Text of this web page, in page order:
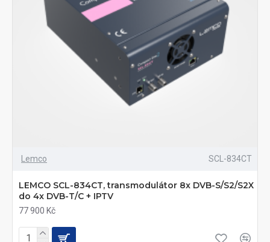
Lemco SCL-834CT
LEMCO SCL-834CT, transmodulátor 8x DVB-S/S2/S2X
do 4x DVB-T/C + IPTV
77 900 Kč